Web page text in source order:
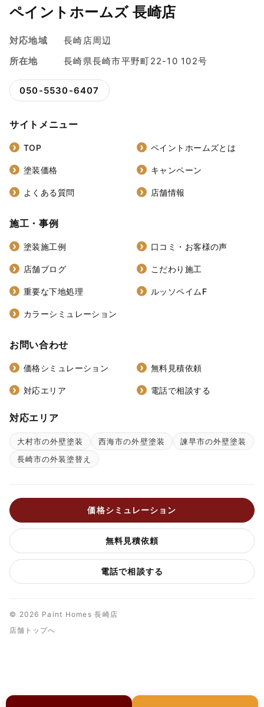
ペイントホームズ 長崎店
対応地域
長崎店周辺
所在地
長崎県長崎市平野町22-10 102号
050-5530-6407
サイトメニュー
TOP ペイントホームズとは
塗装価格 キャンペーン
よくある質問 店舗情報
施工・事例
塗装施工例 口コミ・お客様の声
店舗ブログ こだわり施工
重要な下地処理 ルッソペイムF
カラーシミュレーション
お問い合わせ
価格シミュレーション 無料見積依頼
対応エリア 電話で相談する
対応エリア
大村市の外壁塗装 西海市の外壁塗装
諫早市の外壁塗装
長崎市の外装塗替え
価格シミュレーション
無料見積依頼
電話で相談する
© 2026 Paint Homes 長崎店
店舗トップへ